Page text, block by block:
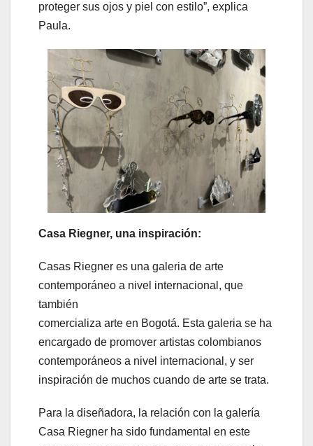
proteger sus ojos y piel con estilo”, explica
Paula.
Casa Riegner, una inspiración:
Casas Riegner es una galeria de arte
contemporáneo a nivel internacional, que
también
comercializa arte en Bogotá. Esta galeria se ha
encargado de promover artistas colombianos
contemporáneos a nivel internacional, y ser
inspiración de muchos cuando de arte se trata.
Para la diseñadora, la relación con la galería
Casa Riegner ha sido fundamental en este